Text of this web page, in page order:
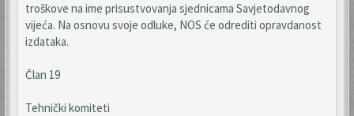
troškove na ime prisustvovanja sjednicama Savjetodavnog
vijeća. Na osnovu svoje odluke, NOS će odrediti opravdanost
izdataka.
Član 19
Tehnički komiteti